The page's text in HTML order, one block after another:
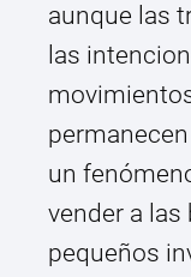
aunque las
las
un
vender a las
pequeños